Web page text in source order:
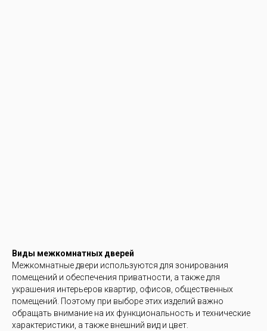
Виды межкомнатных дверей
Межкомнатные двери используются для зонирования
помещений и обеспечения приватности, а также для
украшения интерьеров квартир, офисов, общественных
помещений. Поэтому при выборе этих изделий важно
обращать внимание на их функциональность и технические
характеристики, а также внешний вид и цвет.